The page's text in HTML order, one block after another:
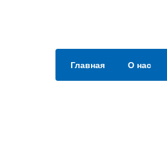
Главная О нас